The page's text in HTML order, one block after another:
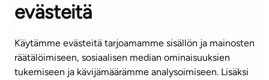
evästeitä
Käytämme evästeitä tarjoamamme sisällön ja mainosten
räätälöimiseen, sosiaalisen median ominaisuuksien
tukemiseen ja kävijämäärämme analysoimiseen. Lisäksi
(arkisin klo 8-16)
info@ta.fi